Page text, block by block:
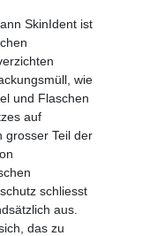
SkinIdent ist
wie
und Flaschen
auf
grosser Teil der
schliesst
aus.
das zu